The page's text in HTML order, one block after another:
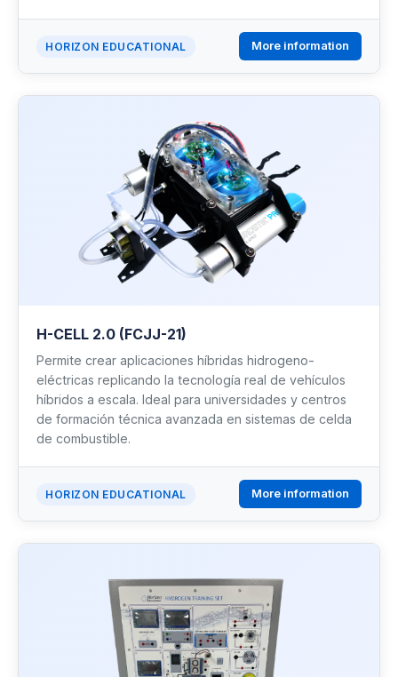
HORIZON EDUCATIONAL More information
H-CELL 2.0 (FCJJ-21)
Permite crear aplicaciones híbridas hidrogeno-
eléctricas replicando la tecnología real de vehículos
híbridos a escala. Ideal para universidades y centros
de formación técnica avanzada en sistemas de celda
de combustible.
HORIZON EDUCATIONAL More information